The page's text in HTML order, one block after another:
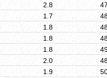
2.8
1.7
1.8
1.8
1.8
2.0
1.9